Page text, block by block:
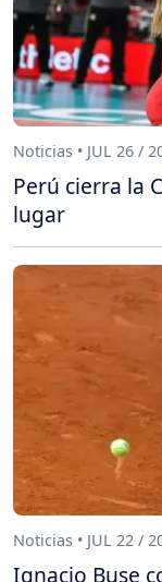
Noticias • JUL 26 /
Perú cierra la
lugar
Noticias • JUL 22 /
Ignacio Buse